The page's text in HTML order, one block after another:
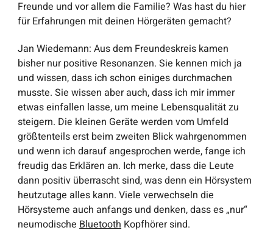
Freunde und vor allem die Familie? Was hast du hier
für Erfahrungen mit deinen Hörgeräten gemacht?
Jan Wiedemann: Aus dem Freundeskreis kamen
bisher nur positive Resonanzen. Sie kennen mich ja
und wissen, dass ich schon einiges durchmachen
musste. Sie wissen aber auch, dass ich mir immer
etwas einfallen lasse, um meine Lebensqualität zu
steigern. Die kleinen Geräte werden vom Umfeld
größtenteils erst beim zweiten Blick wahrgenommen
und wenn ich darauf angesprochen werde, fange ich
freudig das Erklären an. Ich merke, dass die Leute
dann positiv überrascht sind, was denn ein Hörsystem
heutzutage alles kann. Viele verwechseln die
Hörsysteme auch anfangs und denken, dass es „nur“
neumodischeBluetooth Kopfhörer sind.